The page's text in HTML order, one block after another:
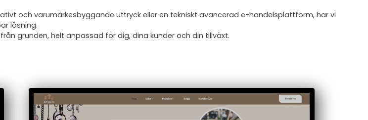
och varumärkesbyggande uttryck eller en tekniskt avancerad e-handelsplattform, har vi
lösning.
grunden, helt anpassad för dig, dina kunder och din tillväxt.